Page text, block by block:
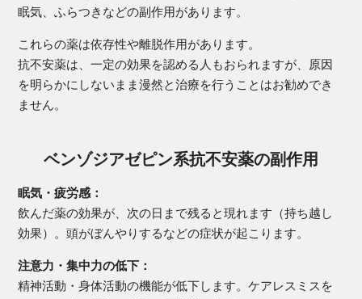
眠気、ふらつきなどの副作用があります。
これらの薬は依存性や離脱作用があります。
抗不安薬は、一定の効果を認める人もおられますが、原因
を明らかにしないまま漫然と治療を行うことはお勧めでき
ません。
ベンゾジアゼピン系抗不安薬の副作用
眠気・疲労感
飲んだ薬の効果が、次の日まで残ると現れます（持ち越し
効果）。頭がぼんやりするなどの症状が起こります。
注意力・集中力の低下
精神活動・身体活動の機能が低下します。ケアレスミスを